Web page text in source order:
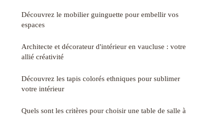
Découvrez le mobilier guinguette pour embellir vos
espaces
Architecte et décorateur d'intérieur en vaucluse : votre
allié créativité
Découvrez les tapis colorés ethniques pour sublimer
votre intérieur
Quels sont les critères pour choisir une table de salle à